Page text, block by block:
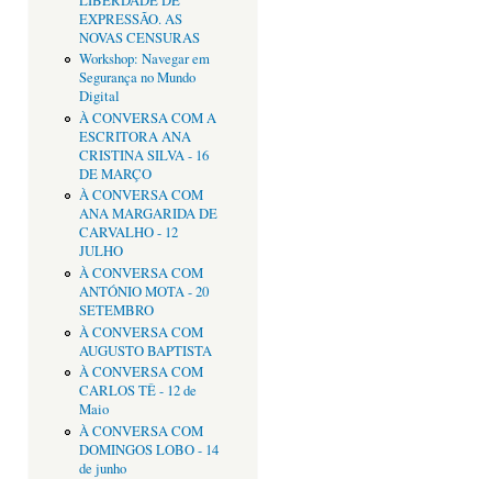
EXPRESSÃO. AS
NOVAS CENSURAS
Workshop: Navegar em
Segurança no Mundo
Digital
À CONVERSA COM A
ESCRITORA ANA
CRISTINA SILVA - 16
DE MARÇO
À CONVERSA COM
ANA MARGARIDA DE
CARVALHO - 12
JULHO
À CONVERSA COM
ANTÓNIO MOTA - 20
SETEMBRO
À CONVERSA COM
AUGUSTO BAPTISTA
À CONVERSA COM
CARLOS TÊ - 12 de
Maio
À CONVERSA COM
DOMINGOS LOBO - 14
de junho